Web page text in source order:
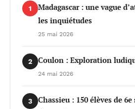
1
Madagascar : une vague
les inquiétudes
25 mai 2026
2 Coulon : Exploration
24 mai 2026
3
Chassieu : 150 élèves de